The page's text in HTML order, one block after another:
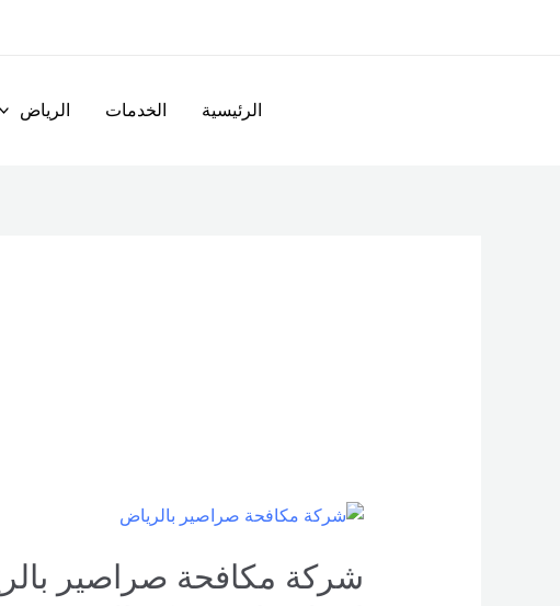
الرئيسية الخدمات الرياض
شركة
صراصير
بالرياض